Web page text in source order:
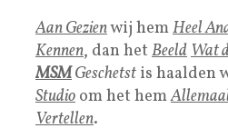
Aan Gezienwij hemHeel
Kennen, dan het BeeldWat
MSMGeschetst is haalden
Studio om het hem
Vertellen.